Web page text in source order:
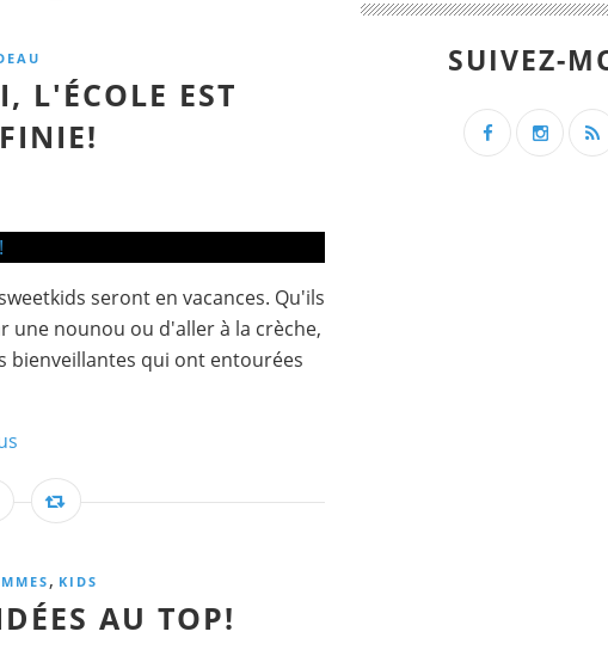
L'ÉCOLE EST
seront en vacances. Qu'ils
une nounou ou d'aller à la crèche,
bienveillantes qui ont entourées
, KIDS
AU TOP!
SUIVEZ-